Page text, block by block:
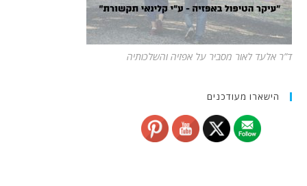
ד”ר אלעד לאור מסביר על אפזיה והשלכותיה
הישארו מעודכנים